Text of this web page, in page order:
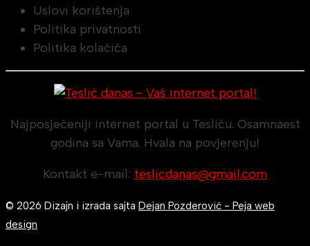
Uslovi korištenja
Politika privatnosti
Politika kolačića
Najposjećeniji internet portal u Tesliću. Osamnaest
godina sa Vama. Hvala na povjerenju!
Kontakt e-mail: teslicdanas@gmail.com
© 2026 Dizajn i izrada sajta Dejan Pozderović - Peja web
design